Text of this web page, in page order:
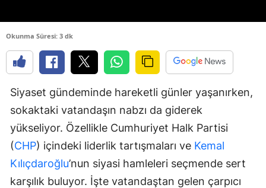
Okunma Süresi: 3 dk
Siyaset gündeminde hareketli günler yaşanırken,
sokaktaki vatandaşın nabzı da giderek
yükseliyor. Özellikle Cumhuriyet Halk Partisi
(CHP) içindeki liderlik tartışmaları ve Kemal
Kılıçdaroğlu’nun siyasi hamleleri seçmende sert
karşılık buluyor. İşte vatandaştan gelen çarpıcı